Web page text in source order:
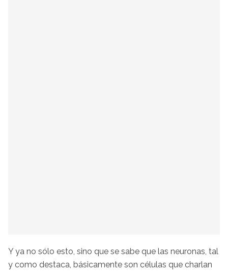
Y ya no sólo esto, sino que se sabe que las neuronas, tal
y como destaca, básicamente son células que charlan